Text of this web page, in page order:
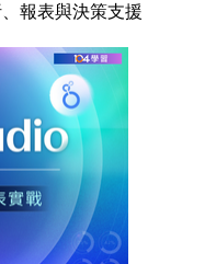
報表與決策支援